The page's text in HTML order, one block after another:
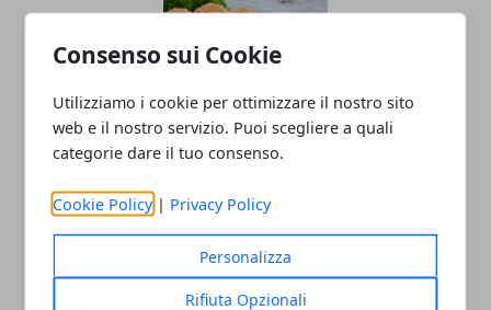
Consenso sui Cookie
Utilizziamo i cookie per ottimizzare il nostro sito
web e il nostro servizio. Puoi scegliere a quali
categorie dare il tuo consenso.
Cookie Policy | Privacy Policy
Personalizza
Rifiuta Opzionali
Polpette di Tonno e Patate Bimby TM5
10/08/2017